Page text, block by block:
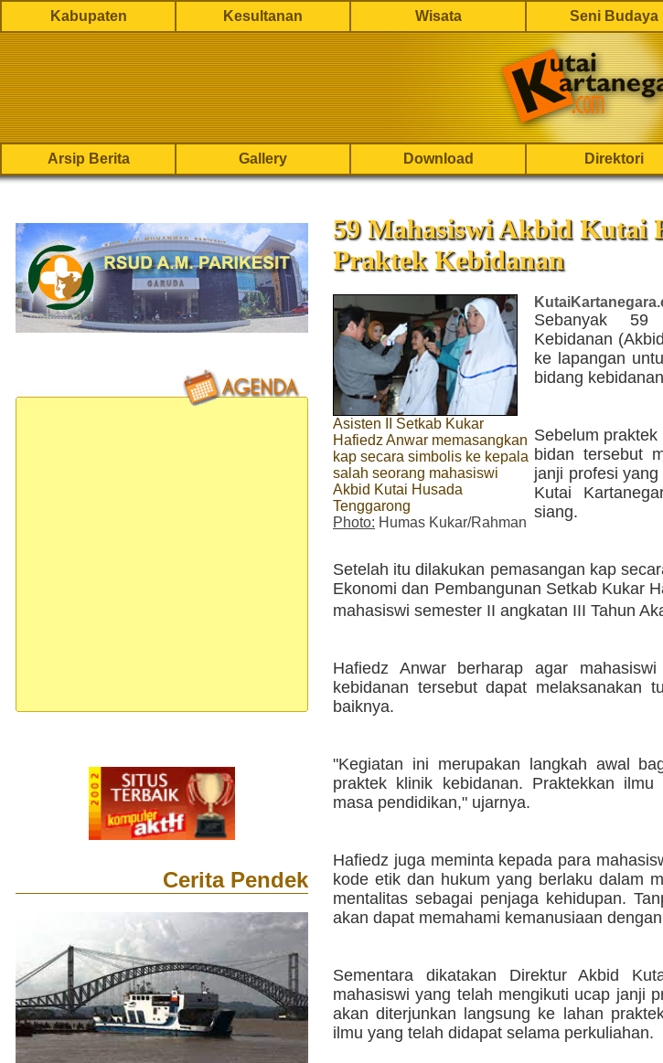
Kabupaten Kesultanan Wisata Seni Budaya
Arsip Berita Gallery Download Direktori
Cerita Pendek
59 Mahasiswi Akbid Kutai
Praktek Kebidanan
Asisten II Setkab Kukar
Hafiedz Anwar memasangkan
kap secara simbolis ke kepala
salah seorang mahasiswi
Akbid Kutai Husada
Tenggarong
Photo: Humas Kukar/Rahman
Sebanyak 59
Kebidanan
ke lapangan
bidang
Sebelum
bidan tersebut
janji profesi
Kutai
siang.
Setelah itu dilakukan pemasangan kap
Ekonomi dan Pembangunan Setkab Kukar
mahasiswi semester II angkatan III Tahun
Hafiedz Anwar berharap agar
kebidanan tersebut dapat melaksanakan
baiknya.
"Kegiatan ini merupakan langkah awal
praktek klinik kebidanan. Praktekkan
masa pendidikan," ujarnya.
Hafiedz juga meminta kepada para
kode etik dan hukum yang berlaku dalam
mentalitas sebagai penjaga kehidupan.
akan dapat memahami kemanusiaan
Sementara dikatakan Direktur Akbid
mahasiswi yang telah mengikuti ucap janji
akan diterjunkan langsung ke lahan
ilmu yang telah didapat selama perkuliahan.